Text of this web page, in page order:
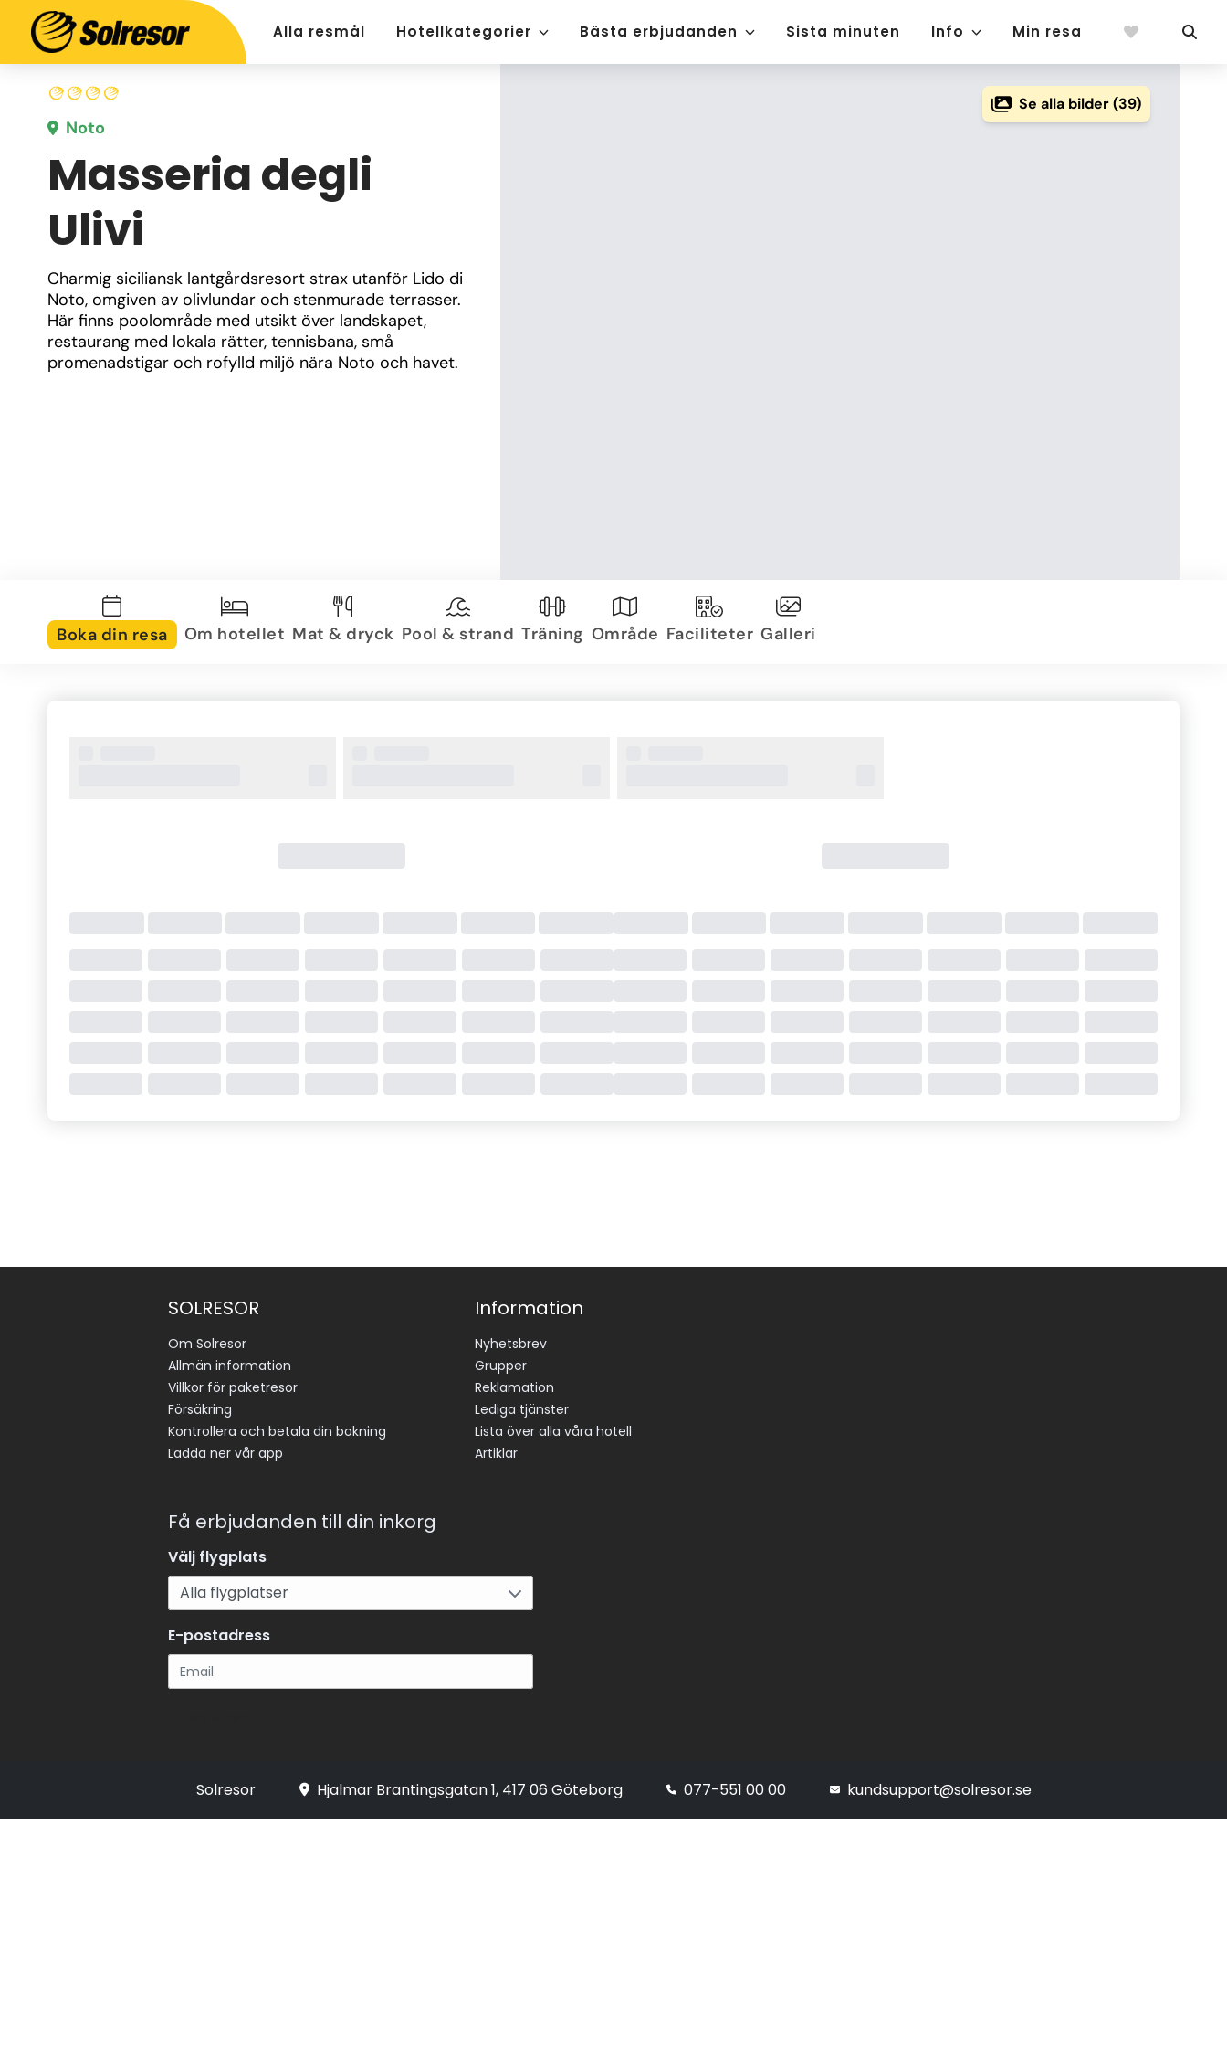
Alla resmål Hotellkategorier Bästa erbjudanden Sista minuten Info Min resa
Noto
Masseria degli
Ulivi
Charmig siciliansk lantgårdsresort strax utanför Lido di
Noto, omgiven av olivlundar och stenmurade terrasser.
Här finns poolområde med utsikt över landskapet,
restaurang med lokala rätter, tennisbana, små
promenadstigar och rofylld miljö nära Noto och havet.
Se alla bilder (39)
Boka din resa Om hotellet Mat & dryck Pool & strand Träning Område Faciliteter Galleri
SOLRESOR
Om Solresor
Allmän information
Villkor för paketresor
Försäkring
Kontrollera och betala din bokning
Ladda ner vår app
Information
Nyhetsbrev
Grupper
Reklamation
Lediga tjänster
Lista över alla våra hotell
Artiklar
Få erbjudanden till din inkorg
Välj flygplats
E-postadress
Solresor Hjalmar Brantingsgatan 1, 417 06 Göteborg 077-551 00 00 kundsupport@solresor.se